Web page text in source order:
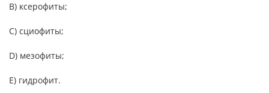
B) ксерофиты;
C) сциофиты;
D) мезофиты;
E) гидрофит.